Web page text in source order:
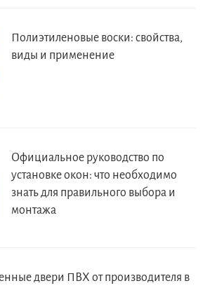
Полиэтиленовые воски: свойства,
виды и применение
Официальное руководство по
установке окон: что необходимо
знать для правильного выбора и
монтажа
двери ПВХ от производителя в